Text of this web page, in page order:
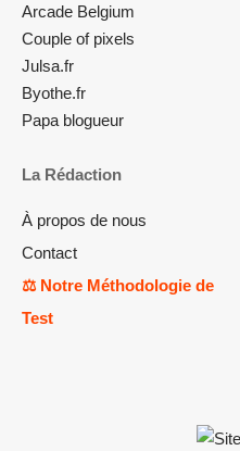
Arcade Belgium
Couple of pixels
Julsa.fr
Byothe.fr
Papa blogueur
La Rédaction
À propos de nous
Contact
⚖️ Notre Méthodologie de
Test